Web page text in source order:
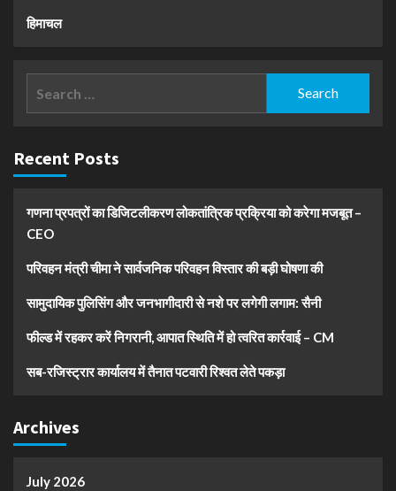
हिमाचल
Recent Posts
गणना प्रपत्रों का डिजिटलीकरण लोकतांत्रिक प्रक्रिया को करेगा मजबूत –
CEO
परिवहन मंत्री चीमा ने सार्वजनिक परिवहन विस्तार की बड़ी घोषणा की
सामुदायिक पुलिसिंग और जनभागीदारी से नशे पर लगेगी लगाम: सैनी
फील्ड में रहकर करें निगरानी, आपात स्थिति में हो त्वरित कार्रवाई – CM
सब-रजिस्ट्रार कार्यालय में तैनात पटवारी रिश्वत लेते पकड़ा
Archives
July 2026